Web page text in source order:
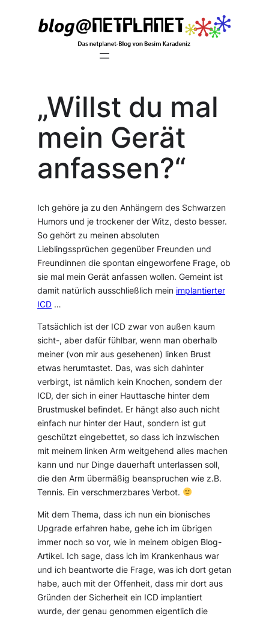
„Willst du mal
mein Gerät
anfassen?“
Ich gehöre ja zu den Anhängern des Schwarzen
Humors und je trockener der Witz, desto besser.
So gehört zu meinen absoluten
Lieblingssprüchen gegenüber Freunden und
Freundinnen die spontan eingeworfene Frage, ob
sie mal mein Gerät anfassen wollen. Gemeint ist
damit natürlich ausschließlich mein implantierter
ICD …
Tatsächlich ist der ICD zwar von außen kaum
sicht-, aber dafür fühlbar, wenn man oberhalb
meiner (von mir aus gesehenen) linken Brust
etwas herumtastet. Das, was sich dahinter
verbirgt, ist nämlich kein Knochen, sondern der
ICD, der sich in einer Hauttasche hinter dem
Brustmuskel befindet. Er hängt also auch nicht
einfach nur hinter der Haut, sondern ist gut
geschützt eingebettet, so dass ich inzwischen
mit meinem linken Arm weitgehend alles machen
kann und nur Dinge dauerhaft unterlassen soll,
die den Arm übermäßig beanspruchen wie z.B.
Tennis. Ein verschmerzbares Verbot.
Mit dem Thema, dass ich nun ein bionisches
Upgrade erfahren habe, gehe ich im übrigen
immer noch so vor, wie in meinem obigen Blog-
Artikel. Ich sage, dass ich im Krankenhaus war
und ich beantworte die Frage, was ich dort getan
habe, auch mit der Offenheit, dass mir dort aus
Gründen der Sicherheit ein ICD implantiert
wurde, der genau genommen eigentlich die